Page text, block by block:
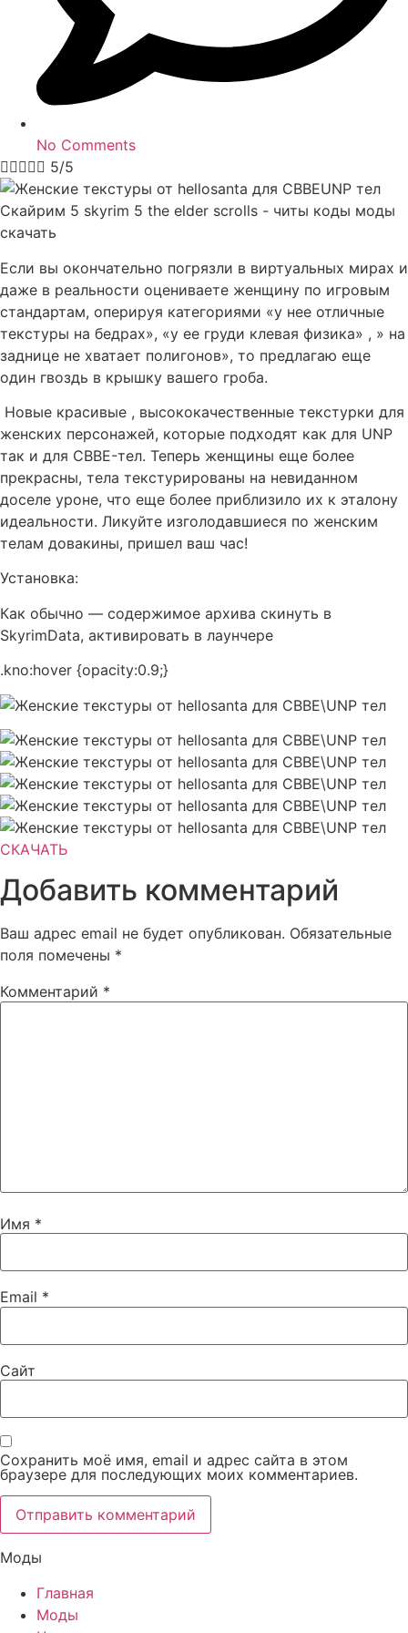
No Comments
 5/5
Если вы окончательно погрязли в виртуальных мирах и
даже в реальности оцениваете женщину по игровым
стандартам, оперируя категориями «у нее отличные
текстуры на бедрах», «у ее груди клевая физика» , » на
заднице не хватает полигонов», то предлагаю еще
один гвоздь в крышку вашего гроба.
Новые красивые , высококачественные текстурки для
женских персонажей, которые подходят как для UNP
так и для CBBE-тел. Теперь женщины еще более
прекрасны, тела текстурированы на невиданном
доселе уроне, что еще более приблизило их к эталону
идеальности. Ликуйте изголодавшиеся по женским
телам довакины, пришел ваш час!
Установка:
Как обычно — содержимое архива скинуть в
SkyrimData, активировать в лаунчере
.kno:hover {opacity:0.9;}
СКАЧАТЬ
Добавить комментарий
Ваш адрес email не будет опубликован. Обязательные
поля помечены *
Комментарий *
Имя *
Email *
Сайт
Сохранить моё имя, email и адрес сайта в этом
браузере для последующих моих комментариев.
Моды
Главная
Моды